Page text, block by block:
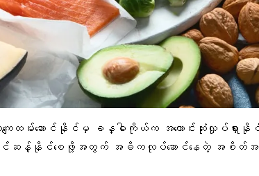
ျေကျေထမ်းဆောင်နိုင်မှ ခန္ဓါကိုယ်က အကောင်းဆုံးလှုပ်ရှားနို
ကွေးနိုင်ဆန့်နိုင်စေဖို့အတွက် အဓိကလုပ်ဆောင်နေတဲ့ အစိတ်အပို